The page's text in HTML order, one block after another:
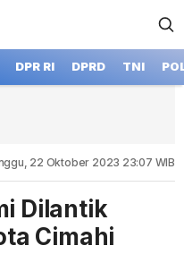
DPR RI DPRD TNI
22 Oktober 2023 23:07 WIB
Dilantik
Cimahi